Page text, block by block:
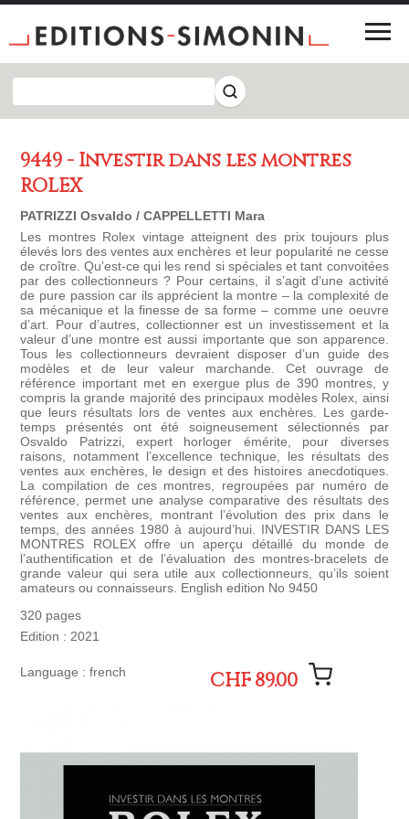
9449 - Investir dans les montres
ROLEX
PATRIZZI Osvaldo / CAPPELLETTI Mara
Les montres Rolex vintage atteignent des prix toujours plus
élevés lors des ventes aux enchères et leur popularité ne cesse
de croître. Qu’est-ce qui les rend si spéciales et tant convoitées
par des collectionneurs ? Pour certains, il s’agit d’une activité
de pure passion car ils apprécient la montre – la complexité de
sa mécanique et la finesse de sa forme – comme une oeuvre
d’art. Pour d’autres, collectionner est un investissement et la
valeur d’une montre est aussi importante que son apparence.
Tous les collectionneurs devraient disposer d’un guide des
modèles et de leur valeur marchande. Cet ouvrage de
référence important met en exergue plus de 390 montres, y
compris la grande majorité des principaux modèles Rolex, ainsi
que leurs résultats lors de ventes aux enchères. Les garde-
temps présentés ont été soigneusement sélectionnés par
Osvaldo Patrizzi, expert horloger émérite, pour diverses
raisons, notamment l’excellence technique, les résultats des
ventes aux enchères, le design et des histoires anecdotiques.
La compilation de ces montres, regroupées par numéro de
référence, permet une analyse comparative des résultats des
ventes aux enchères, montrant l’évolution des prix dans le
temps, des années 1980 à aujourd’hui. INVESTIR DANS LES
MONTRES ROLEX offre un aperçu détaillé du monde de
l’authentification et de l’évaluation des montres-bracelets de
grande valeur qui sera utile aux collectionneurs, qu’ils soient
amateurs ou connaisseurs. English edition No 9450
320 pages
Edition : 2021
Language : french CHF 89.00